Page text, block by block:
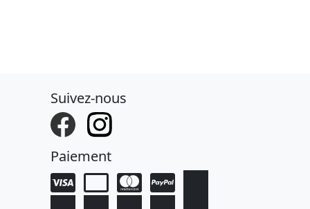
Suivez-nous
Paiement